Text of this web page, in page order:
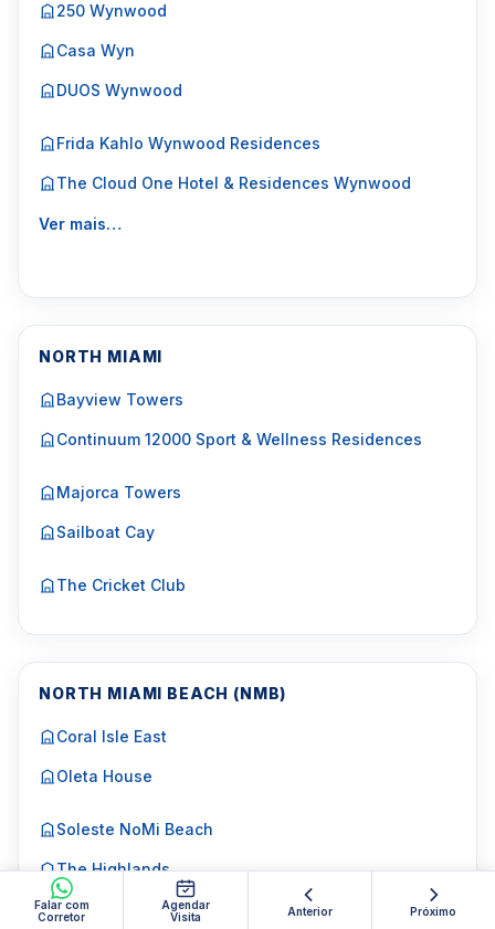
Falar com
Corretor
Agendar
Visita
Anterior Próximo
250 Wynwood
Casa Wyn
DUOS Wynwood
Frida Kahlo Wynwood Residences
The Cloud One Hotel & Residences Wynwood
Ver mais…
NORTH MIAMI
Bayview Towers
Continuum 12000 Sport & Wellness Residences
Majorca Towers
Sailboat Cay
The Cricket Club
NORTH MIAMI BEACH (NMB)
Coral Isle East
Oleta House
Soleste NoMi Beach
The Highlands
The William Residences